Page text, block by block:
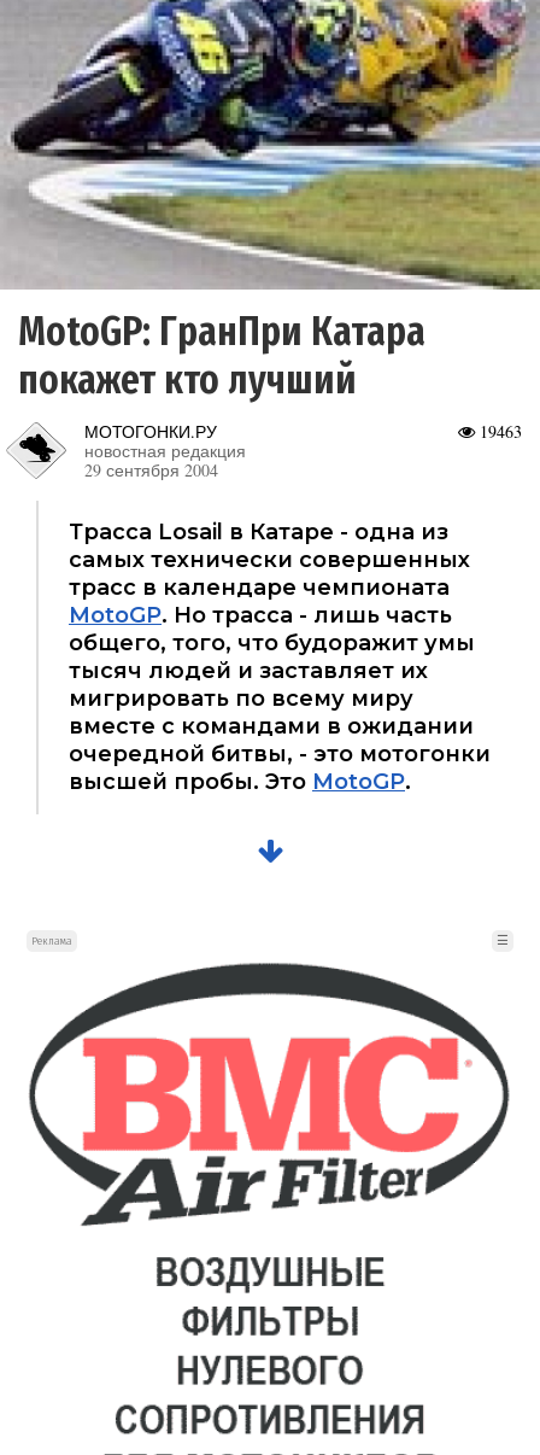
MotoGP: ГранПри Катара
покажет кто лучший
19463
МОТОГОНКИ.РУ
новостная редакция
29 сентября 2004
Трасса Losail в Катаре - одна из
самых технически совершенных
трасс в календаре чемпионата
MotoGP. Но трасса - лишь часть
общего, того, что будоражит умы
тысяч людей и заставляет их
мигрировать по всему миру
вместе с командами в ожидании
очередной битвы, - это мотогонки
высшей пробы. Это MotoGP.
Реклама ☰